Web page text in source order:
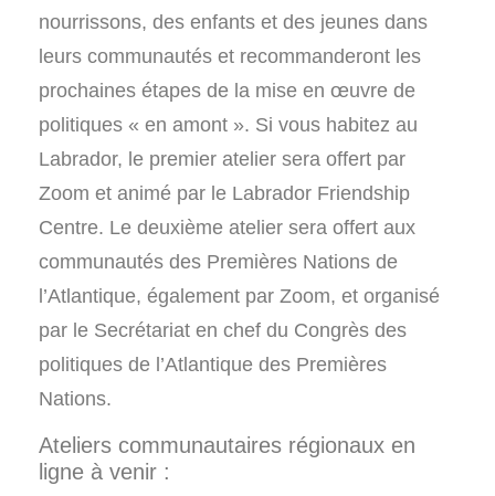
nourrissons, des enfants et des jeunes dans
leurs communautés et recommanderont les
prochaines étapes de la mise en œuvre de
politiques « en amont ». Si vous habitez au
Labrador, le premier atelier sera offert par
Zoom et animé par le Labrador Friendship
Centre. Le deuxième atelier sera offert aux
communautés des Premières Nations de
l’Atlantique, également par Zoom, et organisé
par le Secrétariat en chef du Congrès des
politiques de l’Atlantique des Premières
Nations.
Ateliers communautaires régionaux en
ligne à venir :